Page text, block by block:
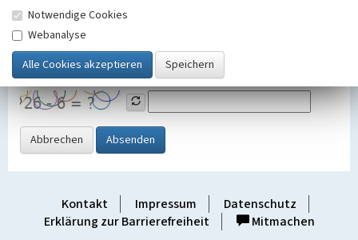
SicherheitsabfrageTragen Sie unten das Rechenergebnis aus der
Grafik ein
Abbrechen Absenden
Kontakt Impressum
Datenschutz
Erklärung zur Barrierefreiheit
Mitmachen
Notwendige Cookies
Webanalyse